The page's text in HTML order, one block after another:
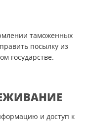
таможенных
посылку из
государстве.
и доступ к